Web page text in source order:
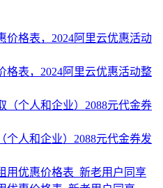
格表，2024阿里云优惠活动整
个人和企业）2088元代金券发